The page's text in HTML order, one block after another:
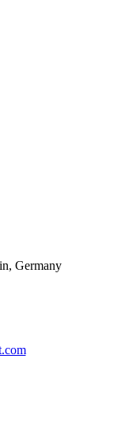
Germany